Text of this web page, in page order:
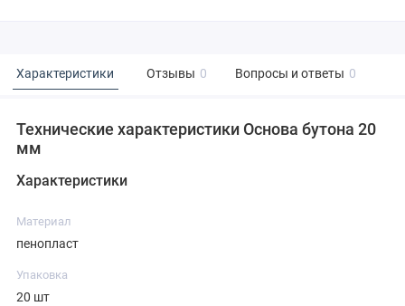
Характеристики Отзывы 0 Вопросы и ответы 0
Технические характеристики Основа бутона 20
мм
Характеристики
Материал
пенопласт
Упаковка
20 шт